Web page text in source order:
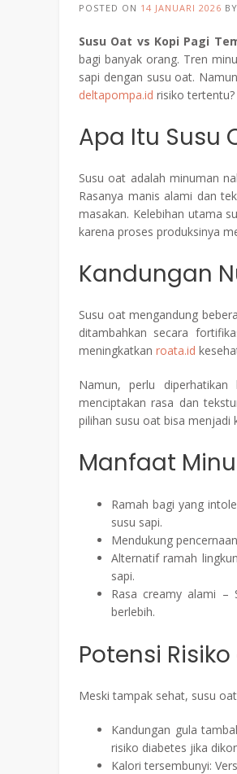
POSTED ON 14 JANUARI 2026 BY
Susu Oat vs Kopi Pagi
bagi banyak orang. Tren
sapi dengan susu oat.
deltapompa.id risiko
Apa Itu Susu
Susu oat adalah minuman
Rasanya manis alami dan
masakan. Kelebihan utama
karena proses produksinya
Kandungan
Susu oat mengandung
ditambahkan secara
meningkatkan roata.id
Namun, perlu
menciptakan rasa dan
pilihan susu oat bisa menjadi
Manfaat
Ramah bagi yang
susu sapi.
Mendukung
Alternatif ramah
sapi.
Rasa creamy alami –
berlebih.
Potensi
Meski tampak sehat, susu
Kandungan gula
risiko diabetes jika
Kalori tersembunyi: